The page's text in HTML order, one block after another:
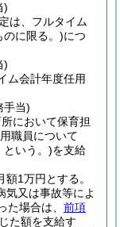
)
は、フルタイム
のに限る。)につ
)
ム会計年度任用
手当)
において保育担
職員について
という。)を支給
1万円とする。
気又は事故等によ
た場合は、 前項
た額を支給す